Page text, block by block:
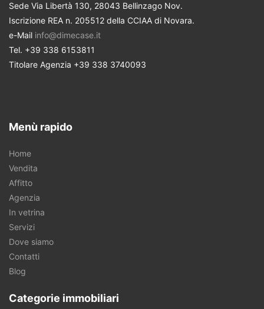
Sede Via Libertà 130, 28043 Bellinzago Nov.
Iscrizione REA n. 205512 della CCIAA di Novara.
e-Mail info@dimecase.it
Tel. +39 338 6153811
Titolare Agenzia +39 338 3740093
Menù rapido
Home
Vendita
Affitto
Agenzia
In vetrina
Servizi
Dove siamo
Contatti
Blog
Categorie immobiliari